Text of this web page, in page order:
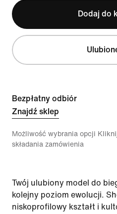
Dodaj do
Bezpłatny odbiór
Znajdź sklep
Możliwość wybrania opcji
składania zamówienia
Twój ulubiony model do
kolejny poziom ewolucji.
niskoprofilowy kształt i